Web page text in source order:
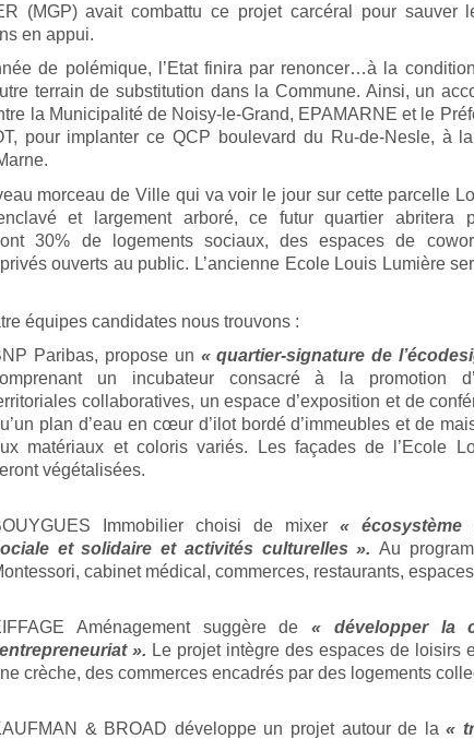
(MGP) avait combattu ce projet carcéral pour sauver
en appui.
de polémique, l’Etat finira par renoncer…à la
terrain de substitution dans la Commune. Ainsi, un
la Municipalité de Noisy-le-Grand, EPAMARNE et le
pour implanter ce QCP boulevard du Ru-de-Nesle, à
morceau de Ville qui va voir le jour sur cette parcelle
et largement arboré, ce futur quartier abritera
30% de logements sociaux, des espaces de
ouverts au public. L’ancienne Ecole Louis Lumière
équipes candidates nous trouvons :
Paribas, propose un « quartier-signature de
un incubateur consacré à la promotion
collaboratives, un espace d’exposition et de
plan d’eau en cœur d’ilot bordé d’immeubles et de
matériaux et coloris variés. Les façades de l’Ecole
végétalisées.
Immobilier choisi de mixer « écosystème
et solidaire et activités culturelles ». Au
cabinet médical, commerces, restaurants,
Aménagement suggère de « développer la
». Le projet intègre des espaces de loisirs
crèche, des commerces encadrés par des logements
& BROAD développe un projet autour de la«